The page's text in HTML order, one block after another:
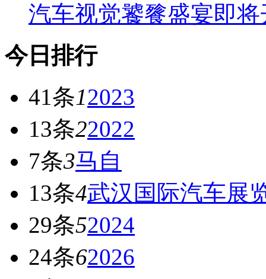
汽车视觉饕餮盛宴即将
今日排行
41条12023
13条22022
7条3马自
13条4武汉国际汽车展
29条52024
24条62026